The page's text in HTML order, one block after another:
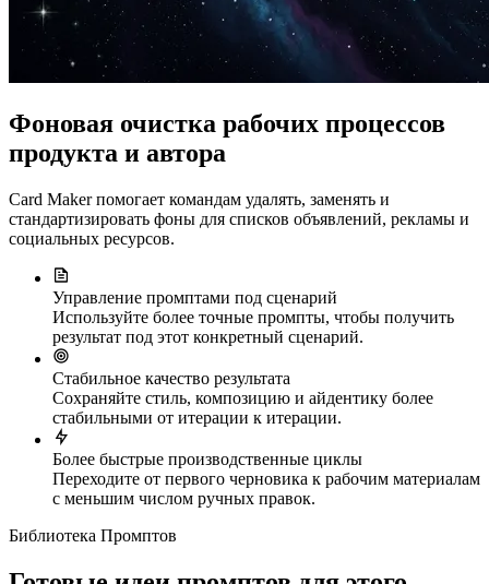
Фоновая очистка рабочих процессов
продукта и автора
Card Maker помогает командам удалять, заменять и
стандартизировать фоны для списков объявлений, рекламы и
социальных ресурсов.
Управление промптами под сценарий
Используйте более точные промпты, чтобы получить
результат под этот конкретный сценарий.
Стабильное качество результата
Сохраняйте стиль, композицию и айдентику более
стабильными от итерации к итерации.
Более быстрые производственные циклы
Переходите от первого черновика к рабочим материалам
с меньшим числом ручных правок.
Библиотека Промптов